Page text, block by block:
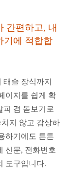
간편하고, 내
기에 적합합
슬 장식까지
이지를 쉽게 확
피 겸 돋보기로
지 않고 감상하
하기에도 튼튼
신문, 전화번호
도구입니다.